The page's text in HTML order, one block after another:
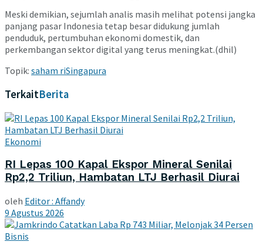
Meski demikian, sejumlah analis masih melihat potensi jangka
panjang pasar Indonesia tetap besar didukung jumlah
penduduk, pertumbuhan ekonomi domestik, dan
perkembangan sektor digital yang terus meningkat.(dhil)
Topik: saham riSingapura
TerkaitBerita
Ekonomi
RI Lepas 100 Kapal Ekspor Mineral Senilai
Rp2,2 Triliun, Hambatan LTJ Berhasil Diurai
oleh Editor : Affandy
9 Agustus 2026
Bisnis